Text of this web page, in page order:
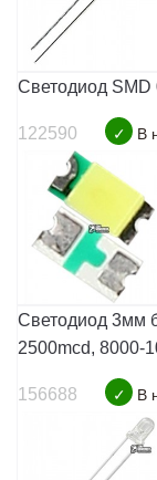
Светодиод SMD
122590 ✓ В
Светодиод 3мм
2500mcd, 8000-
156688 ✓ В